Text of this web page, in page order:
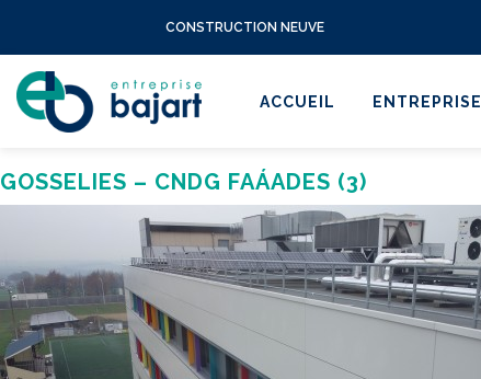
CONSTRUCTION NEUVE
ACCUEIL ENTREPRISE
GOSSELIES – CNDG FAÁADES (3)